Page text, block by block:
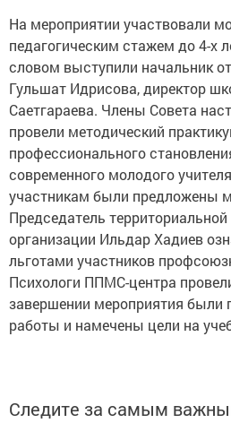
На мероприятии участвовали
педагогическим стажем до 4-х
словом выступили начальник
Гульшат Идрисова, директор
Саетгараева. Члены Совета
провели методический
профессионального
современного молодого
участникам были предложены
Председатель
организации Ильдар Хадиев
льготами участников
Психологи ППМС-центра
завершении мероприятия были
работы и намечены цели на
Следите за самым